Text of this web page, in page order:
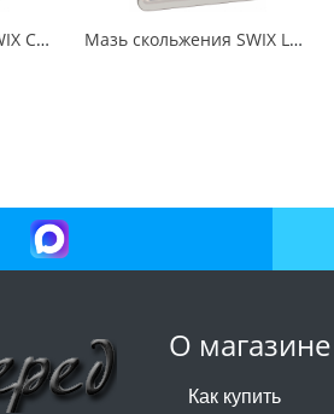
Мазь скольжения SWIX CH6X Blue -5C / -10C 60гр Мазь скольжения SWIX LF7X Violet -2C / -8C 60гр
О магазине
Как купить